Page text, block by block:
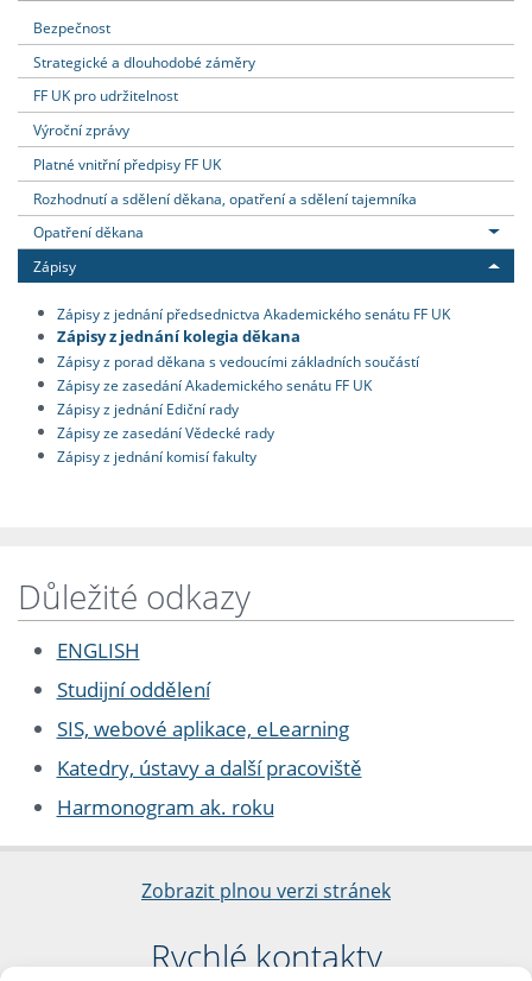
Bezpečnost
Strategické a dlouhodobé záměry
FF UK pro udržitelnost
Výroční zprávy
Platné vnitřní předpisy FF UK
Rozhodnutí a sdělení děkana, opatření a sdělení tajemníka
Opatření děkana
Zápisy
Zápisy z jednání předsednictva Akademického senátu FF UK
Zápisy z jednání kolegia děkana
Zápisy z porad děkana s vedoucími základních součástí
Zápisy ze zasedání Akademického senátu FF UK
Zápisy z jednání Ediční rady
Zápisy ze zasedání Vědecké rady
Zápisy z jednání komisí fakulty
Důležité odkazy
ENGLISH
Studijní oddělení
SIS, webové aplikace, eLearning
Katedry, ústavy a další pracoviště
Harmonogram ak. roku
Zobrazit plnou verzi stránek
Rychlé kontakty